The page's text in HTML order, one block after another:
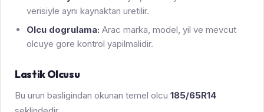
verisiyle ayni kaynaktan uretilir.
Olcu dogrulama: Arac marka, model, yil ve mevcut
olcuye gore kontrol yapilmalidir.
Lastik Olcusu
Bu urun basligindan okunan temel olcu 185/65R14